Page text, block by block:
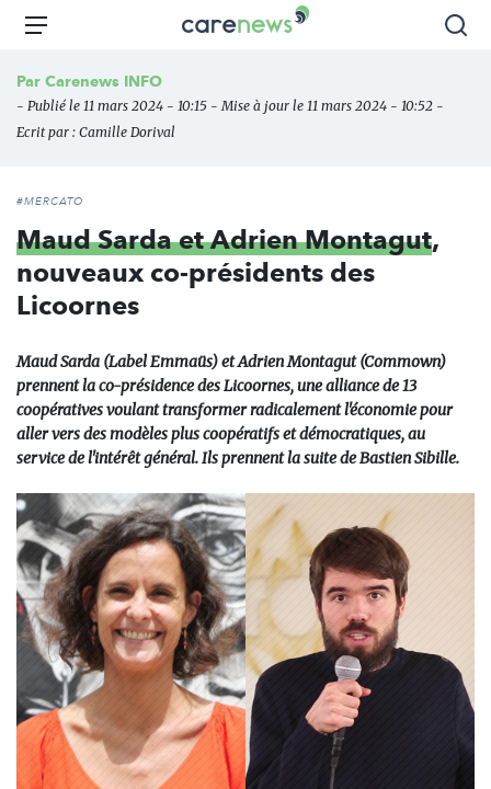
Aller
principal
Carenews,
des
Menu
Par Carenews INFO
- Publié le 11 mars 2024 - 10:15 - Mise à jour le 11 mars 2024 - 10:52 -
Ecrit par : Camille Dorival
#MERCATO
Maud Sarda et Adrien Montagut,
nouveaux co-présidents des
Licoornes
Maud Sarda (Label Emmaüs) et Adrien Montagut (Commown)
prennent la co-présidence des Licoornes, une alliance de 13
coopératives voulant transformer radicalement l'économie pour
aller vers des modèles plus coopératifs et démocratiques, au
service de l'intérêt général. Ils prennent la suite de Bastien Sibille.